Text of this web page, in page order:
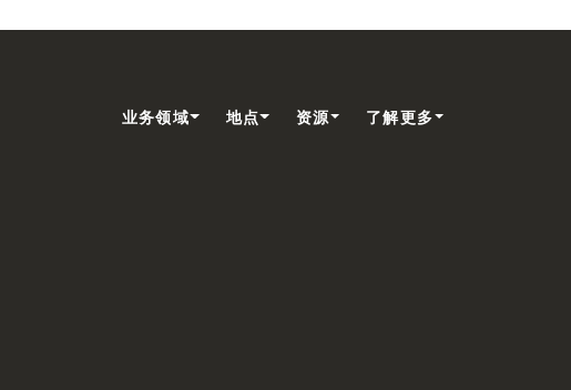
业务领域 地点 资源 了解更多